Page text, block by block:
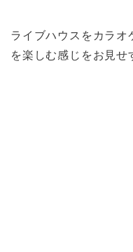
ライブハウスをカラオ
を楽しむ感じをお見